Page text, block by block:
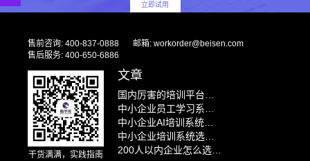
立即试用
售前咨询: 400-837-0888
售后服务: 400-650-6886
邮箱: workorder@beisen.com
干货满满，实践指南
文章
国内厉害的培训平台推荐：企业培训系统智能问答与怎么低成本做员工培训
中小企业员工学习系统实测对比：国内外8款平台谁才是最优解
中小企业AI培训系统怎么选？2026年国内外厂商AI能力全面对比
中小企业培训系统选型避坑指南：别让这5个问题毁了你的培训项目
200人以内企业怎么选培训系统？推荐方案+预算拆解+避坑攻略